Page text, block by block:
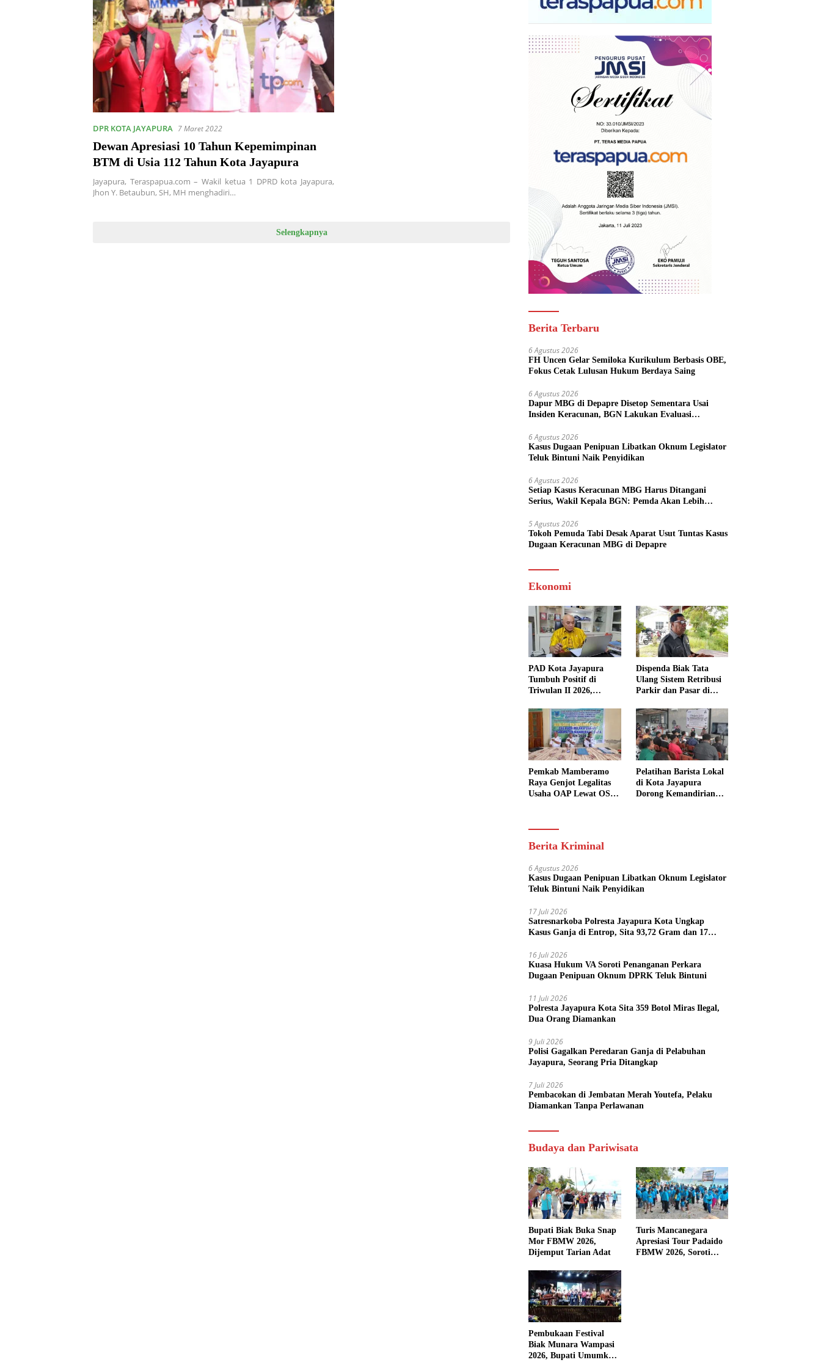
DPR KOTA JAYAPURA 7 Maret 2022
Dewan Apresiasi 10 Tahun Kepemimpinan
BTM di Usia 112 Tahun Kota Jayapura
Jayapura, Teraspapua.com – Wakil ketua 1 DPRD kota Jayapura,
Jhon Y. Betaubun, SH, MH menghadiri…
Selengkapnya
Berita Terbaru
6 Agustus 2026
FH Uncen Gelar Semiloka Kurikulum Berbasis OBE,
Fokus Cetak Lulusan Hukum Berdaya Saing
6 Agustus 2026
Dapur MBG di Depapre Disetop Sementara Usai
Insiden Keracunan, BGN Lakukan Evaluasi
6 Agustus 2026
Kasus Dugaan Penipuan Libatkan Oknum Legislator
Teluk Bintuni Naik Penyidikan
6 Agustus 2026
Setiap Kasus Keracunan MBG Harus Ditangani
Serius, Wakil Kepala BGN: Pemda Akan Lebih
5 Agustus 2026
Tokoh Pemuda Tabi Desak Aparat Usut Tuntas Kasus
Dugaan Keracunan MBG di Depapre
Ekonomi
PAD Kota Jayapura
Tumbuh Positif di
Triwulan II 2026,
Target
Dispenda Biak Tata
Ulang Sistem Retribusi
Parkir dan Pasar di
Pemkab Mamberamo
Raya Genjot Legalitas
Usaha OAP Lewat OSS,
Pelatihan Barista Lokal
di Kota Jayapura
Dorong Kemandirian
Berita Kriminal
6 Agustus 2026
Kasus Dugaan Penipuan Libatkan Oknum Legislator
Teluk Bintuni Naik Penyidikan
17 Juli 2026
Satresnarkoba Polresta Jayapura Kota Ungkap
Kasus Ganja di Entrop, Sita 93,72 Gram dan 17
16 Juli 2026
Kuasa Hukum VA Soroti Penanganan Perkara
Dugaan Penipuan Oknum DPRK Teluk Bintuni
11 Juli 2026
Polresta Jayapura Kota Sita 359 Botol Miras Ilegal,
Dua Orang Diamankan
9 Juli 2026
Polisi Gagalkan Peredaran Ganja di Pelabuhan
Jayapura, Seorang Pria Ditangkap
7 Juli 2026
Pembacokan di Jembatan Merah Youtefa, Pelaku
Diamankan Tanpa Perlawanan
Budaya dan Pariwisata
Bupati Biak Buka Snap
Mor FBMW 2026,
Dijemput Tarian Adat
Turis Mancanegara
Apresiasi Tour Padaido
FBMW 2026, Soroti
Pembukaan Festival
Biak Munara Wampasi
2026, Bupati Umumkan